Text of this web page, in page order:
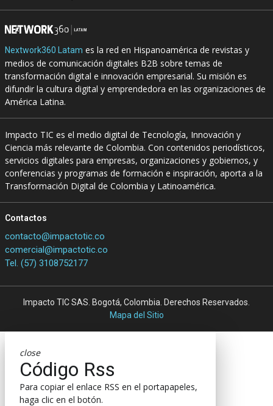
Nextwork360 Latam es la red en Hispanoamérica de revistas y
medios de comunicación digitales B2B sobre temas de
transformación digital e innovación empresarial. Su misión es
difundir la cultura digital y emprendedora en las organizaciones de
América Latina.
Impacto TIC es el medio digital de Tecnología, Innovación y
Ciencia más relevante de Colombia. Con contenidos periodísticos,
servicios digitales para empresas, organizaciones y gobiernos, y
conferencias y programas de formación e inspiración, aporta a la
Transformación Digital de Colombia y Latinoamérica.
Contactos
contacto@impactotic.co
comercial@impactotic.co
Tel. (57) 3108752177
Impacto TIC SAS. Bogotá, Colombia. Derechos Reservados.
Mapa del Sitio
close
Código Rss
Para copiar el enlace RSS en el portapapeles,
haga clic en el botón.